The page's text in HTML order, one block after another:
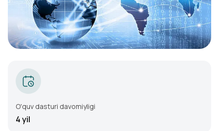
O'quv dasturi davomiyligi
4yil